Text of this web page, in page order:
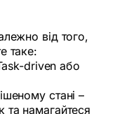
від того,
таке:
driven або
стані –
та намагайтеся